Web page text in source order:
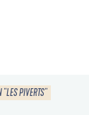
"LES PIVERTS"